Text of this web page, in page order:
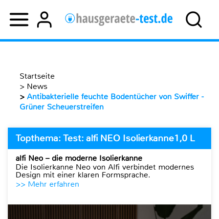
Startseite
> News
> Antibakterielle feuchte Bodentücher von Swiffer -
Grüner Scheuerstreifen
Topthema: Test: alfi NEO Isolierkanne1,0 L
alfi Neo – die moderne Isolierkanne
Die Isolierkanne Neo von Alfi verbindet modernes
Design mit einer klaren Formsprache.
>> Mehr erfahren